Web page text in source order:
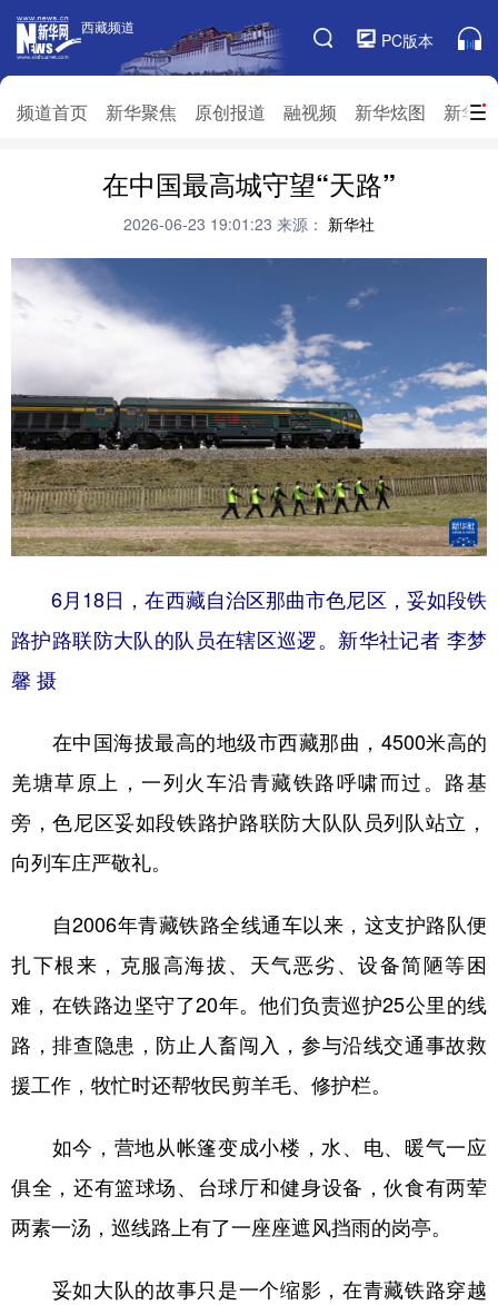
西藏频道
PC版本
频道首页 新华聚焦 原创报道 融视频 新华炫图 新华
西藏频道
频道栏目
频道首页 新华聚焦 原创报道
新华访谈 新华云直播
对口援藏
推广信息
在中国最高城守望“天路”
2026-06-23 19:01:23 来源： 新华社
6月18日，在西藏自治区那曲市色尼区，妥如段铁
路护路联防大队的队员在辖区巡逻。新华社记者 李梦
馨 摄
在中国海拔最高的地级市西藏那曲，4500米高的
羌塘草原上，一列火车沿青藏铁路呼啸而过。路基
旁，色尼区妥如段铁路护路联防大队队员列队站立，
向列车庄严敬礼。
自2006年青藏铁路全线通车以来，这支护路队便
扎下根来，克服高海拔、天气恶劣、设备简陋等困
难，在铁路边坚守了20年。他们负责巡护25公里的线
路，排查隐患，防止人畜闯入，参与沿线交通事故救
援工作，牧忙时还帮牧民剪羊毛、修护栏。
如今，营地从帐篷变成小楼，水、电、暖气一应
俱全，还有篮球场、台球厅和健身设备，伙食有两荤
两素一汤，巡线路上有了一座座遮风挡雨的岗亭。
妥如大队的故事只是一个缩影，在青藏铁路穿越